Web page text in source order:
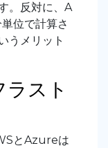
。反対に、A
位で計算さ
うメリット
スト
とAzureは